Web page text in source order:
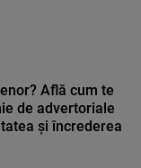
Află cum te
de advertoriale
și încrederea